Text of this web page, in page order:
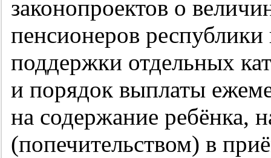
законопроектов о
пенсионеров
поддержки отдельных
и порядок выплаты
на содержание ребёнка,
(попечительством) в